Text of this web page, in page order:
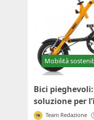
Mobilità
Bici
soluzione per
Team Redazione